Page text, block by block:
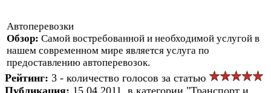
Автоперевозки
Обзор: Самой востребованной и необходимой услугой в
нашем современном мире является услуга по
предоставлению автоперевозок.
Рейтинг: 3 - количество голосов за статью
Публикация: 15.04.2011, в категории "Транспорт и